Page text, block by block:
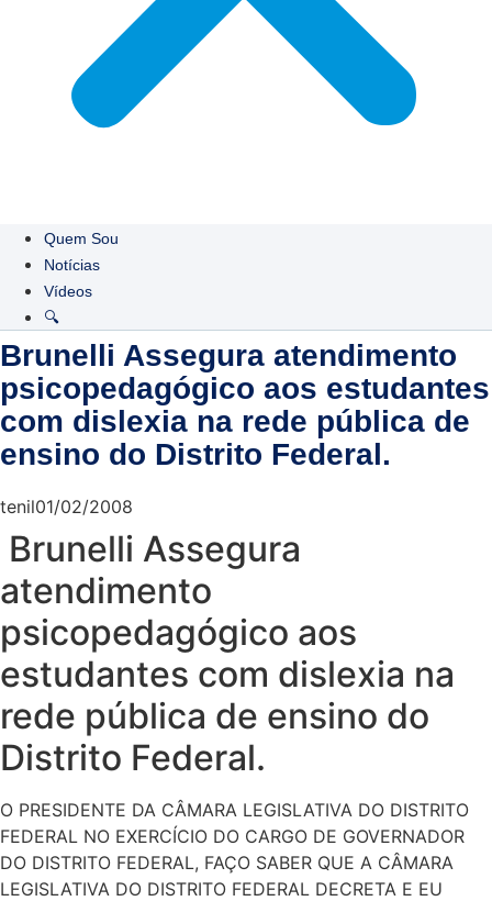
Quem Sou
Notícias
Vídeos
🔍
Brunelli Assegura atendimento
psicopedagógico aos estudantes
com dislexia na rede pública de
ensino do Distrito Federal.
tenil01/02/2008
Brunelli Assegura
atendimento
psicopedagógico aos
estudantes com dislexia na
rede pública de ensino do
Distrito Federal.
O PRESIDENTE DA CÂMARA LEGISLATIVA DO DISTRITO
FEDERAL NO EXERCÍCIO DO CARGO DE GOVERNADOR
DO DISTRITO FEDERAL, FAÇO SABER QUE A CÂMARA
LEGISLATIVA DO DISTRITO FEDERAL DECRETA E EU